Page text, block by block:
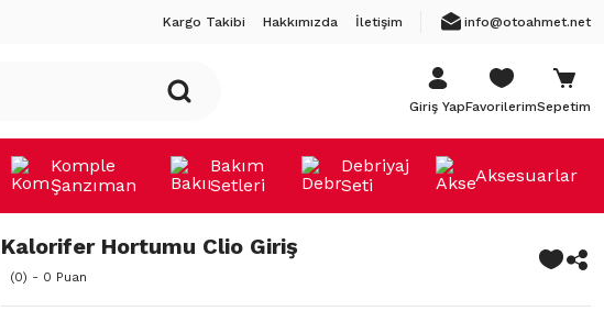
Kargo Takibi Hakkımızda İletişim info@otoahmet.net
Giriş YapFavorilerimSepetim
Komple
Şanzıman
Bakım
Setleri
Debriyaj
Seti
Aksesuarlar
Kalorifer Hortumu Clio Giriş
(0) - 0 Puan